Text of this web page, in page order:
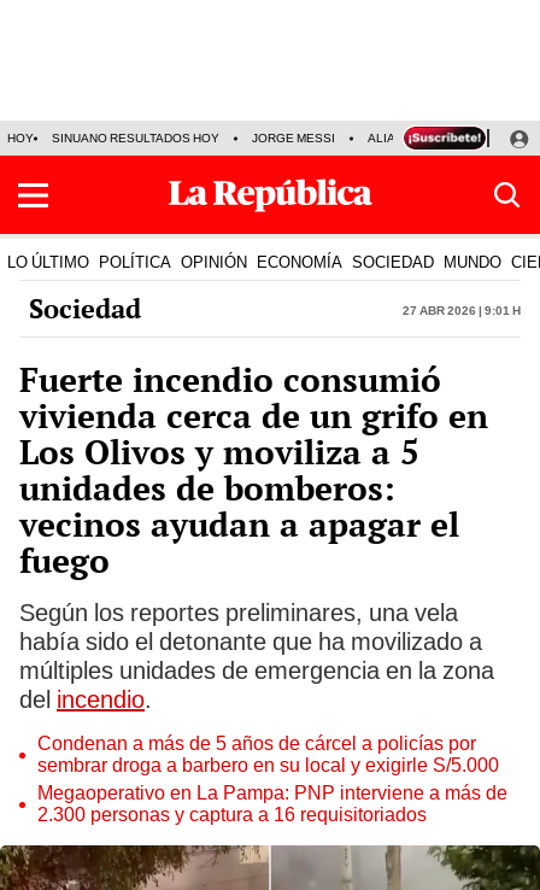
HOY SINUANO RESULTADOS HOY JORGE MESSI ALIANZA LIMA VS SPORT
LO ÚLTIMO POLÍTICA OPINIÓN ECONOMÍA SOCIEDAD MUNDO
Sociedad 27 Abr 2026 | 9:01 h
Fuerte incendio consumió
vivienda cerca de un grifo en
Los Olivos y moviliza a 5
unidades de bomberos:
vecinos ayudan a apagar el
fuego
Según los reportes preliminares, una vela
había sido el detonante que ha movilizado a
múltiples unidades de emergencia en la zona
del incendio.
Condenan a más de 5 años de cárcel a policías por
sembrar droga a barbero en su local y exigirle S/5.000
Megaoperativo en La Pampa: PNP interviene a más de
2.300 personas y captura a 16 requisitoriados